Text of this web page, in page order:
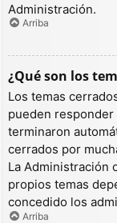
Administración.
Arriba
¿Qué son los
Los temas
pueden
terminaron
cerrados por
La Administración
propios temas
concedido los
Arriba